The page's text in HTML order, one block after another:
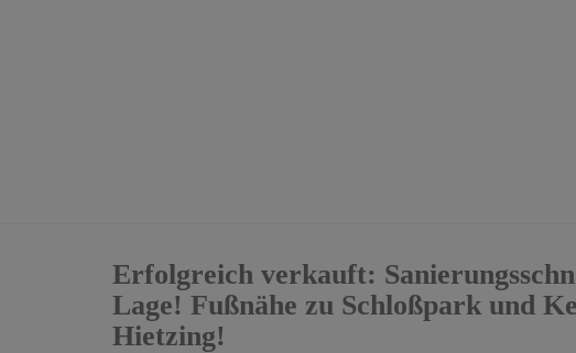
Erfolgreich verkauft:
Lage! Fußnähe zu Schloßpark und
Hietzing!